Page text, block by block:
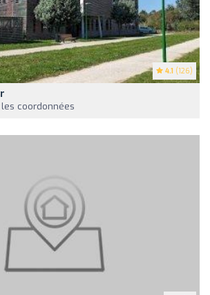
4.1 (126)
coordonnées